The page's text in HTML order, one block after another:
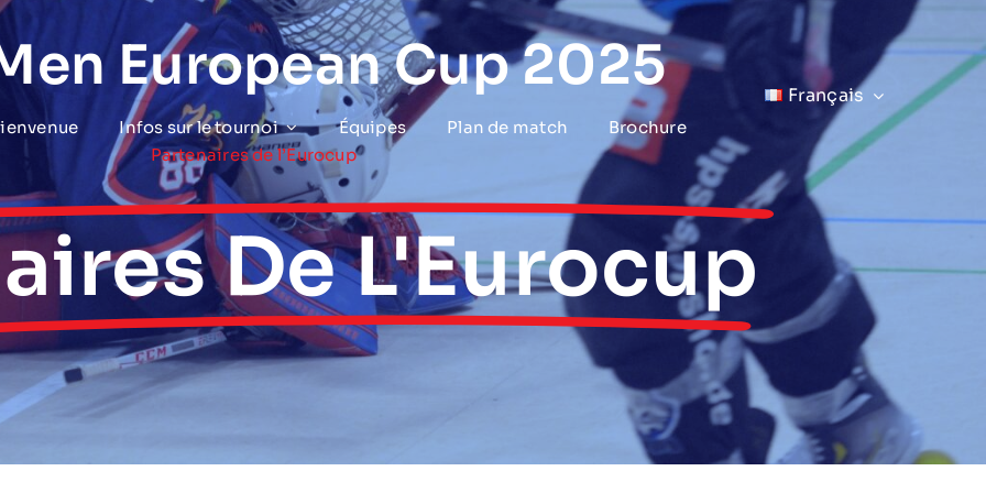
European Cup 2025
Infos sur le tournoi Équipes Plan de match
Brochure
Partenaires de l’Eurocup
Français
De L'Eurocup